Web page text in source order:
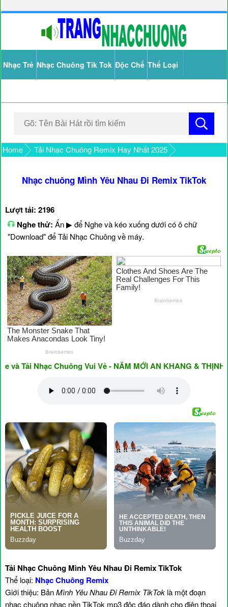
Nhạc Trẻ Nhạc Chuông Tik Tok Độc Chế Thể Loại
Home Tải Nhạc Chuông Remix Hay Nhất 2025
Nhạc chuông Mình Yêu Nhau Đi Remix TikTok
Lượt tải: 2196
Nghe thử: Ấn ▶ để Nghe và kéo xuống dưới có ô chữ
"Download" để Tải Nhạc Chuông về máy.
Nhạc Chuông Vui Vẻ - NĂM MỚI AN KHANG & THỊNH
Tải Nhạc Chuông Mình Yêu Nhau Đi Remix TikTok
Thể loại: Nhạc Chuông Remix
Giới thiệu: BảnMình Yêu Nhau Đi Remix TikTok là một đoạn
nhạc chuông nhạc nền TikTok mp3 độc đáo dành cho điện thoại